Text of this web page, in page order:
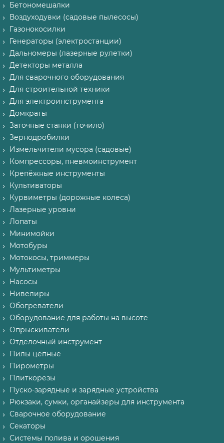
Бетономешалки
Воздуходувки (садовые пылесосы)
Газонокосилки
Генераторы (электростанции)
Дальномеры (лазерные рулетки)
Детекторы металла
Для сварочного оборудования
Для строительной техники
Для электроинструмента
Домкраты
Заточные станки (точило)
Зернодробилки
Измельчители мусора (садовые)
Компрессоры, пневмоинструмент
Крепёжные инструменты
Культиваторы
Курвиметры (дорожные колеса)
Лазерные уровни
Лопаты
Минимойки
Мотобуры
Мотокосы, триммеры
Мультиметры
Насосы
Нивелиры
Обогреватели
Оборудование для работы на высоте
Опрыскиватели
Отделочный инструмент
Пилы цепные
Пирометры
Плиткорезы
Пуско-зарядные и зарядные устройства
Рюкзаки, сумки, органайзеры для инструмента
Сварочное оборудование
Секаторы
Системы полива и орошения